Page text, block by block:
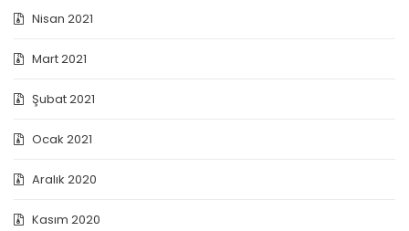
Nisan 2021
Mart 2021
Şubat 2021
Ocak 2021
Aralık 2020
Kasım 2020